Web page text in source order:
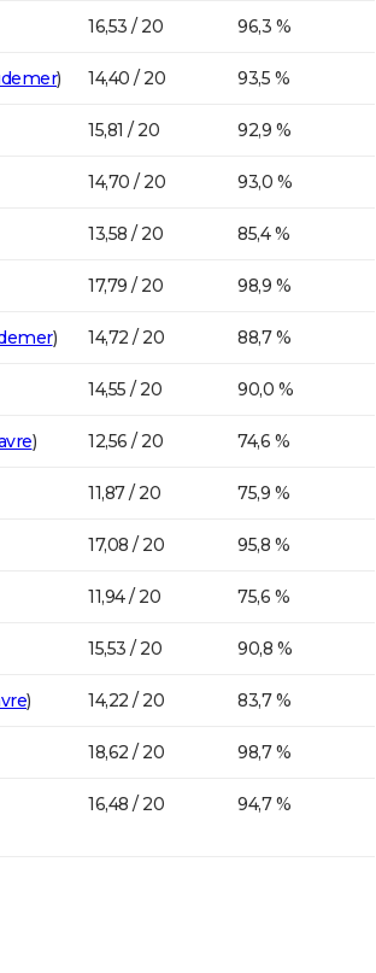
16,53 / 20 96,3 %
) 14,40 / 20 93,5 %
15,81 / 20 92,9 %
14,70 / 20 93,0 %
13,58 / 20 85,4 %
17,79 / 20 98,9 %
) 14,72 / 20 88,7 %
14,55 / 20 90,0 %
) 12,56 / 20 74,6 %
11,87 / 20 75,9 %
17,08 / 20 95,8 %
11,94 / 20 75,6 %
15,53 / 20 90,8 %
) 14,22 / 20 83,7 %
18,62 / 20 98,7 %
16,48 / 20 94,7 %